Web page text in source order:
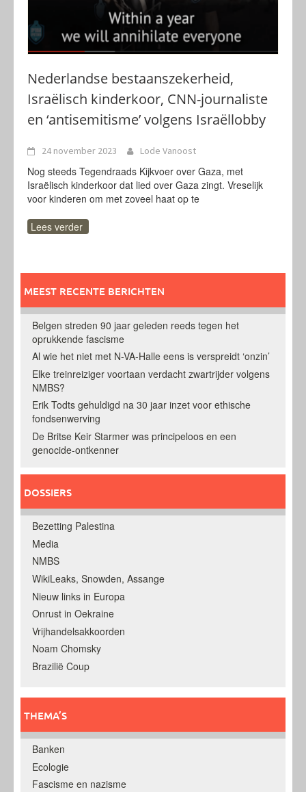
Nederlandse bestaanszekerheid,
Israëlisch kinderkoor, CNN-journaliste
en ‘antisemitisme’ volgens Israëllobby
24 november 2023 Lode Vanoost
Nog steeds Tegendraads Kijkvoer over Gaza, met
Israëlisch kinderkoor dat lied over Gaza zingt. Vreselijk
voor kinderen om met zoveel haat op te
Lees verder
MEEST RECENTE BERICHTEN
Belgen streden 90 jaar geleden reeds tegen het
oprukkende fascisme
Al wie het niet met N-VA-Halle eens is verspreidt ‘onzin’
Elke treinreiziger voortaan verdacht zwartrijder volgens
NMBS?
Erik Todts gehuldigd na 30 jaar inzet voor ethische
fondsenwerving
De Britse Keir Starmer was principeloos en een
genocide-ontkenner
DOSSIERS
Bezetting Palestina
Media
NMBS
WikiLeaks, Snowden, Assange
Nieuw links in Europa
Onrust in Oekraine
Vrijhandelsakkoorden
Noam Chomsky
Brazilië Coup
THEMA’S
Banken
Ecologie
Fascisme en nazisme